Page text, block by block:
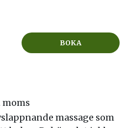
BOKA
moms
massage som